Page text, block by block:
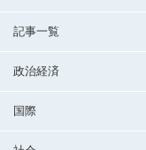
記事一覧
政治経済
国際